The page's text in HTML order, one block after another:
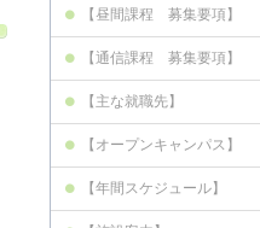
【昼間課程 募集要項】
【通信課程 募集要項】
【主な就職先】
【オープンキャンパス】
【年間スケジュール】